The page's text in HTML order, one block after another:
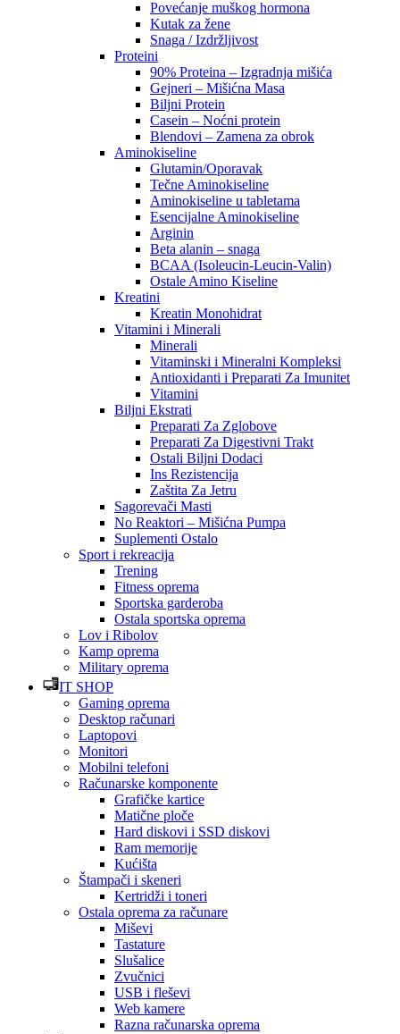
Povećanje muškog hormona
Kutak za žene
Snaga / Izdržljivost
Proteini
90% Proteina – Izgradnja mišića
Gejneri – Mišićna Masa
Biljni Protein
Casein – Noćni protein
Blendovi – Zamena za obrok
Aminokiseline
Glutamin/Oporavak
Tečne Aminokiseline
Aminokiseline u tabletama
Esencijalne Aminokiseline
Arginin
Beta alanin – snaga
BCAA (Isoleucin-Leucin-Valin)
Ostale Amino Kiseline
Kreatini
Kreatin Monohidrat
Vitamini i Minerali
Minerali
Vitaminski i Mineralni Kompleksi
Antioxidanti i Preparati Za Imunitet
Vitamini
Biljni Ekstrati
Preparati Za Zglobove
Preparati Za Digestivni Trakt
Ostali Biljni Dodaci
Ins Rezistencija
Zaštita Za Jetru
Sagorevači Masti
No Reaktori – Mišićna Pumpa
Suplementi Ostalo
Sport i rekreacija
Trening
Fitness oprema
Sportska garderoba
Ostala sportska oprema
Lov i Ribolov
Kamp oprema
Military oprema
IT SHOP
Gaming oprema
Desktop računari
Laptopovi
Monitori
Mobilni telefoni
Računarske komponente
Grafičke kartice
Matične ploče
Hard diskovi i SSD diskovi
Ram memorije
Kućišta
Štampači i skeneri
Kertridži i toneri
Ostala oprema za računare
Miševi
Tastature
Slušalice
Zvučnici
USB i fleševi
Web kamere
Razna računarska oprema